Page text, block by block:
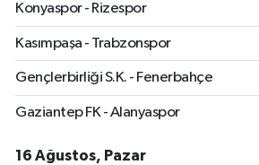
Konyaspor - Rizespor
Kasımpaşa - Trabzonspor
Gençlerbirliği S.K. - Fenerbahçe
Gaziantep FK - Alanyaspor
16 Ağustos, Pazar